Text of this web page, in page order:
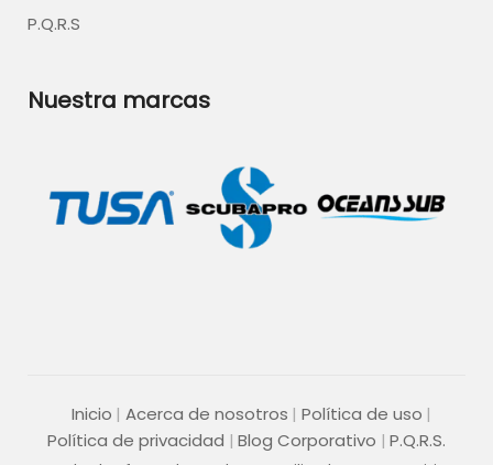
P.Q.R.S
Nuestra marcas
Inicio Acerca de nosotros
Política de uso
Política de privacidad
Blog Corporativo P.Q.R.S.